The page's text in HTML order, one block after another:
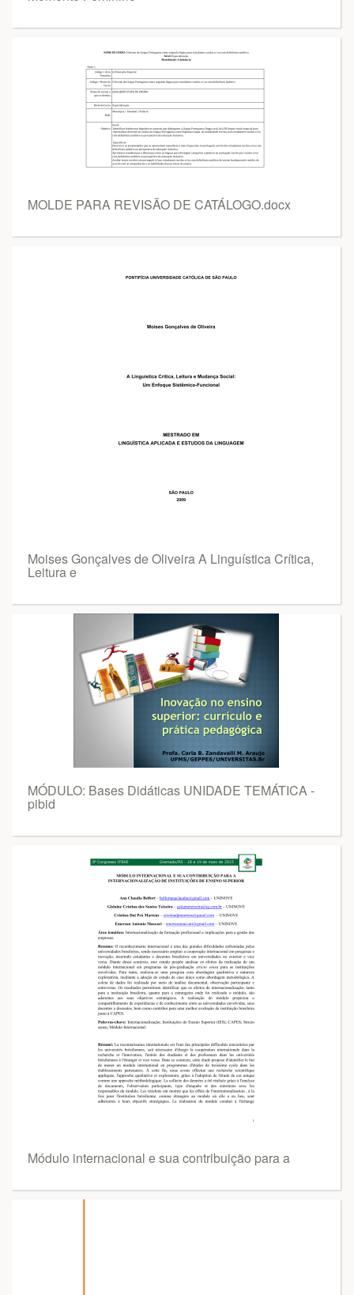
MOLDE PARA REVISÃO DE CATÁLOGO.docx
Moises Gonçalves de Oliveira A Linguística Crítica,
Leitura e
MÓDULO: Bases Didáticas UNIDADE TEMÁTICA -
pibid
Módulo internacional e sua contribuição para a